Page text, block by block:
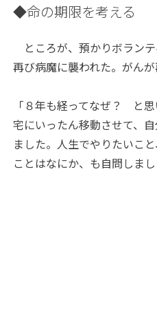
◆命の期限を考える
ところが、預かりボランテ
再び病魔に襲われた。がん
「８年も経ってなぜ？ と
宅にいったん移動させて、
ました。人生でやりたいこ
ことはなにか、も自問しまし